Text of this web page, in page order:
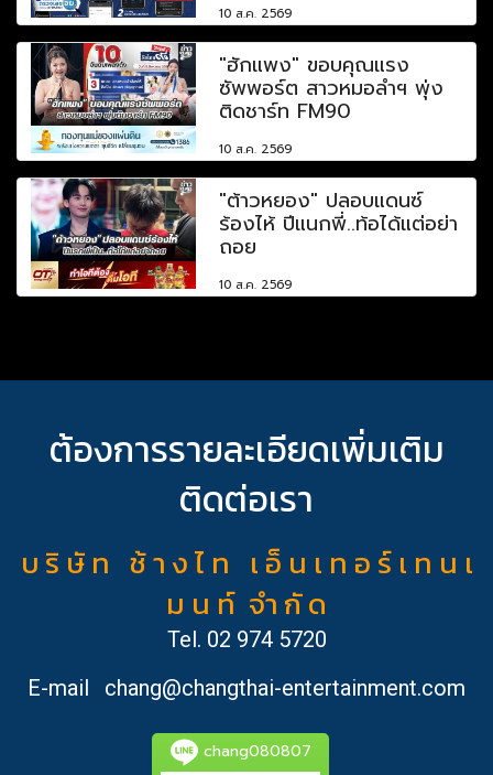
10 ส.ค. 2569
"ฮักแพง" ขอบคุณแรง
ซัพพอร์ต สาวหมอลำฯ พุ่ง
ติดชาร์ท FM90
10 ส.ค. 2569
"ต้าวหยอง" ปลอบแดนซ์
ร้องไห้ ปีแนกพี่..ท้อได้แต่อย่า
ถอย
10 ส.ค. 2569
ต้องการรายละเอียดเพิ่มเติม
ติดต่อเรา
บ ริ ษั ท ช้ า ง ไ ท เ อ็ น เ ท อ ร์ เ ท น เ
ม น ท์ จำ กั ด
Tel. 02 974 5720
E-mail
chang@changthai-entertainment.com
chang080807